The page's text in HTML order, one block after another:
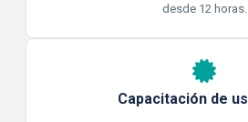
desde 12 horas.
Capacitación de